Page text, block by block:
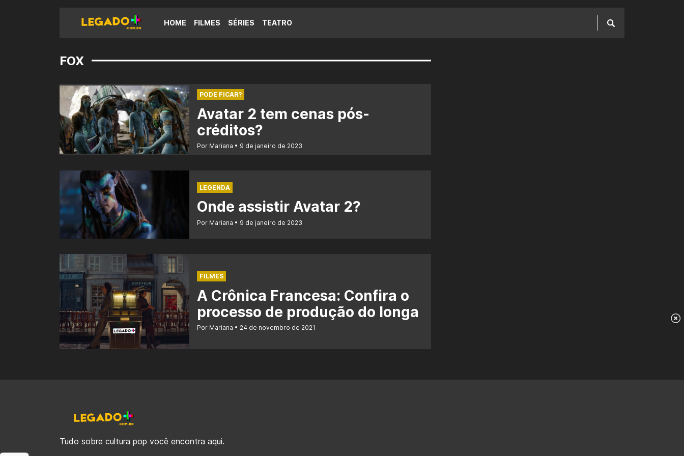
HOME FILMES SÉRIES TEATRO
FOX
PODE FICAR?
Avatar 2 tem cenas pós-
créditos?
Por Mariana 9 de janeiro de 2023
LEGENDA
Onde assistir Avatar 2?
Por Mariana 9 de janeiro de 2023
FILMES
A Crônica Francesa: Confira o
processo de produção do longa
Por Mariana 24 de novembro de 2021
Tudo sobre cultura pop você encontra aqui.